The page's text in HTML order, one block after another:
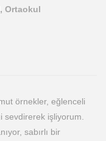
Ortaokul
örnekler, eğlenceli
sevdirerek işliyorum.
sabırlı bir